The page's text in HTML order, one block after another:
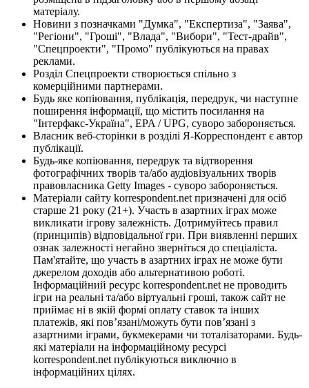
матеріалу.
Новини з позначками "Думка", "Експертиза", "Заява",
"Регіони", "Гроші", "Влада", "Вибори", "Тест-драйв",
"Спецпроекти", "Промо" публікуються на правах
реклами.
Розділ Спецпроекти створюється спільно з
комерційними партнерами.
Будь яке копіювання, публікація, передрук, чи наступне
поширення інформації, що містить посилання на
"Інтерфакс-Україна", EPA / UPG, суворо забороняється.
Власник веб-сторінки в розділі Я-Корреспондент є автор
публікації.
Будь-яке копіювання, передрук та відтворення
фотографічних творів та/або аудіовізуальних творів
правовласника Getty Images - суворо забороняється.
Матеріали сайту korrespondent.net призначені для осіб
старше 21 року (21+). Участь в азартних іграх може
викликати ігрову залежність. Дотримуйтесь правил
(принципів) відповідальної гри. При виявленні перших
ознак залежності негайно зверніться до спеціаліста.
Пам'ятайте, що участь в азартних іграх не може бути
джерелом доходів або альтернативою роботі.
Інформаційний ресурс korrespondent.net не проводить
ігри на реальні та/або віртуальні гроші, також сайт не
приймає ні в якій формі оплату ставок та інших
платежів, які пов’язані/можуть бути пов’язані з
азартними іграми, букмекерами чи тоталізаторами. Будь-
які матеріали на інформаційному ресурсі
korrespondent.net публікуються виключно в
інформаційних цілях.